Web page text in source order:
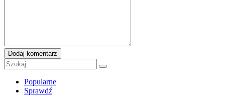
Dodaj komentarz
Popularne
Sprawdź